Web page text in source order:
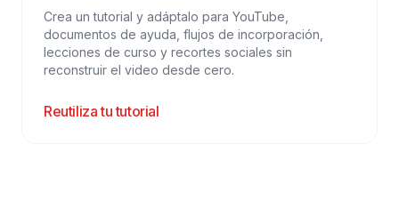
Crea un tutorial y adáptalo para YouTube,
documentos de ayuda, flujos de incorporación,
lecciones de curso y recortes sociales sin
reconstruir el video desde cero.
Reutiliza tu tutorial